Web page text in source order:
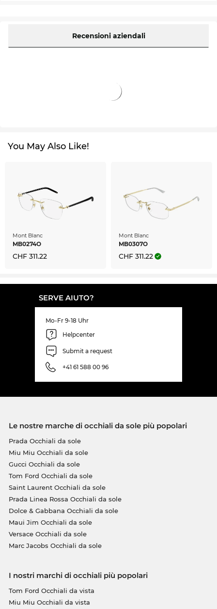
Recensioni aziendali
You May Also Like!
Mont Blanc
MB0274O
CHF 311.22
Mont Blanc
MB0307O
CHF 311.22
SERVE AIUTO?
Mo-Fr 9-18 Uhr
Helpcenter
Submit a request
+41 61 588 00 96
Le nostre marche di occhiali da sole più popolari
Prada Occhiali da sole
Miu Miu Occhiali da sole
Gucci Occhiali da sole
Tom Ford Occhiali da sole
Saint Laurent Occhiali da sole
Prada Linea Rossa Occhiali da sole
Dolce & Gabbana Occhiali da sole
Maui Jim Occhiali da sole
Versace Occhiali da sole
Marc Jacobs Occhiali da sole
I nostri marchi di occhiali più popolari
Tom Ford Occhiali da vista
Miu Miu Occhiali da vista